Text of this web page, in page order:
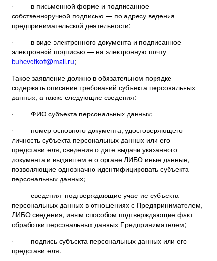
· в письменной форме и подписанное
собственноручной подписью — по адресу ведения
предпринимательской деятельности;
· в виде электронного документа и подписанное
электронной подписью — на электронную почту
buhcvetkoff@mail.ru;
Такое заявление должно в обязательном порядке
содержать описание требований субъекта персональных
данных, а также следующие сведения:
· ФИО субъекта персональных данных;
· номер основного документа, удостоверяющего
личность субъекта персональных данных или его
представителя, сведения о дате выдачи указанного
документа и выдавшем его органе ЛИБО иные данные,
позволяющие однозначно идентифицировать субъекта
персональных данных;
· сведения, подтверждающие участие субъекта
персональных данных в отношениях с Предпринимателем,
ЛИБО сведения, иным способом подтверждающие факт
обработки персональных данных Предпринимателем;
· подпись субъекта персональных данных или его
представителя.